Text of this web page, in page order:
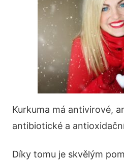
Kurkuma má antivirové,
antibiotické a
Díky tomu je skvělým